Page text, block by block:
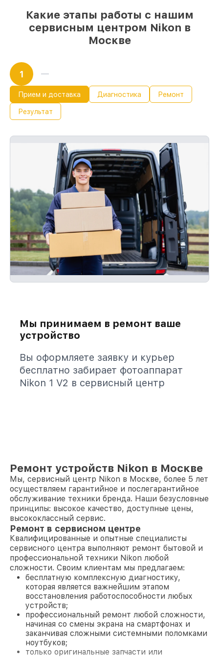
Какие этапы работы с нашим
сервисным центром Nikon в
Москве
1
Прием и доставка Диагностика Ремонт
Результат
Мы принимаем в ремонт ваше
устройство
Вы оформляете заявку и курьер
бесплатно забирает фотоаппарат
Nikon 1 V2 в сервисный центр
Ремонт устройств Nikon в Москве
Мы, сервисный центр Nikon в Москве, более 5 лет
осуществляем гарантийное и послегарантийное
обслуживание техники бренда. Наши безусловные
принципы: высокое качество, доступные цены,
высококлассный сервис.
Ремонт в сервисном центре
Квалифицированные и опытные специалисты
сервисного центра выполняют ремонт бытовой и
профессиональной техники Nikon любой
сложности. Своим клиентам мы предлагаем:
бесплатную комплексную диагностику,
которая является важнейшим этапом
восстановления работоспособности любых
устройств;
профессиональный ремонт любой сложности,
начиная со смены экрана на смартфонах и
заканчивая сложными системными поломками
ноутбуков;
только оригинальные запчасти или